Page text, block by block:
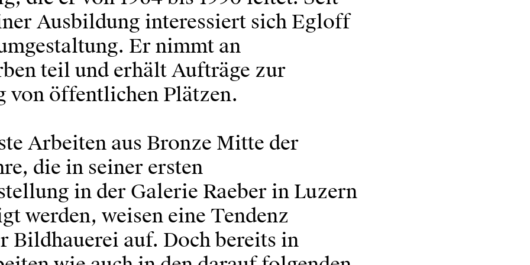
Ausbildung interessiert sich Egloff
Er nimmt an
teil und erhält Aufträge zur
von öffentlichen Plätzen.
Arbeiten aus Bronze Mitte der
die in seiner ersten
in der Galerie Raeber in Luzern
werden, weisen eine Tendenz
Bildhauerei auf. Doch bereits in